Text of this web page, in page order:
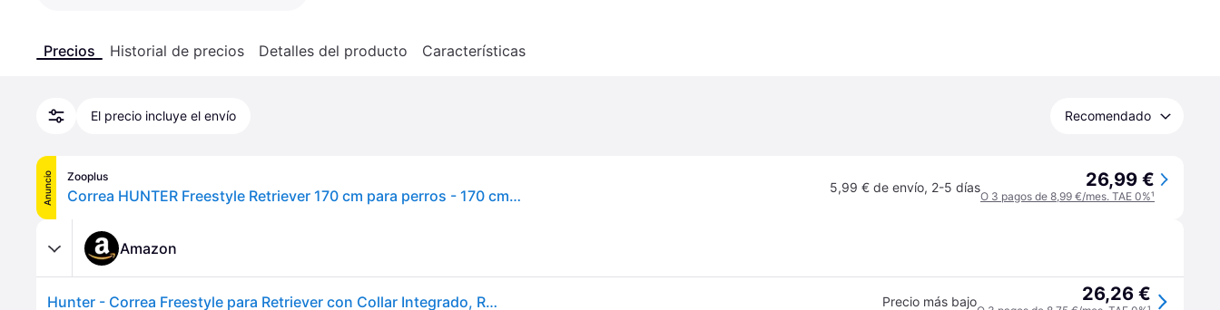
Precios Historial de precios Detalles del producto Características
El precio incluye el envío Recomendado
Anuncio Zooplus
Correa HUNTER Freestyle Retriever 170 cm para perros - 170 cm (L), diámetro 10 mm, rojo 5,99 € de envío, 2-5 días 26,99 €
O 3 pagos de 8,99 €/mes. TAE 0%¹
Amazon
Hunter - Correa Freestyle para Retriever con Collar Integrado, Robusta y Resistente a la Intemperie Precio más bajo 26,26 €